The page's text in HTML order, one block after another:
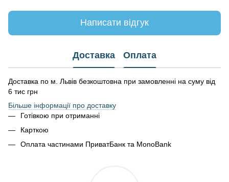
Написати відгук
Доставка Оплата
Доставка по м. Львів безкоштовна при замовленні на суму від
6 тис грн
Більше інформації про доставку
Готівкою при отриманні
Карткою
Оплата частинами ПриватБанк та MonoBank